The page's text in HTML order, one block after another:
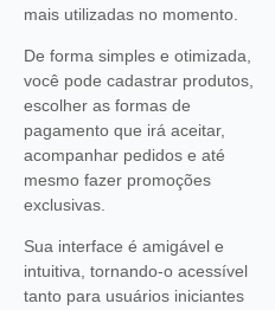
mais utilizadas no momento.
De forma simples e otimizada,
você pode cadastrar produtos,
escolher as formas de
pagamento que irá aceitar,
acompanhar pedidos e até
mesmo fazer promoções
exclusivas.
Sua interface é amigável e
intuitiva, tornando-o acessível
tanto para usuários iniciantes